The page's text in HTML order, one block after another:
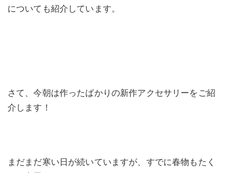
についても紹介しています。
さて、今朝は作ったばかりの新作アクセサリーをご紹
介します！
まだまだ寒い日が続いていますが、すでに春物もたく